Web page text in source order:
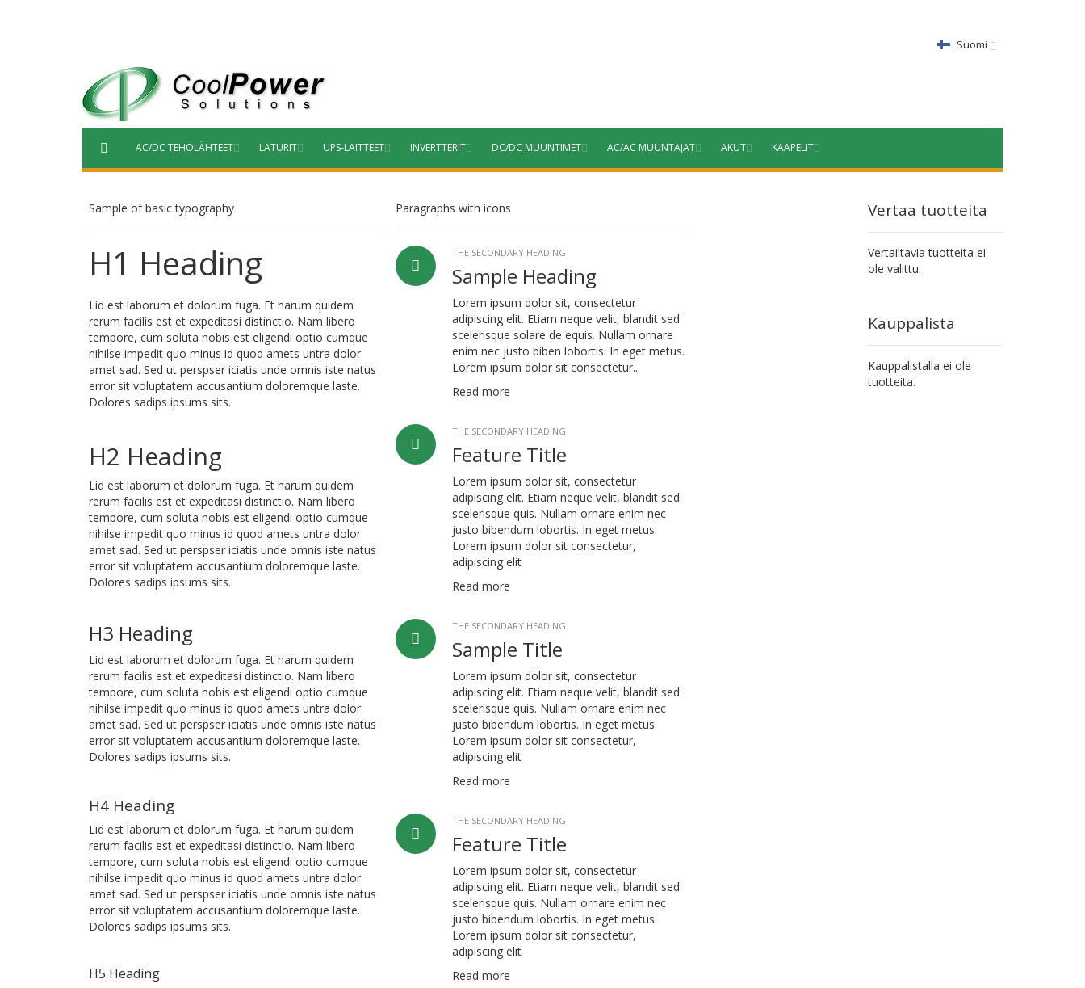
Suomi
AC/DC TEHOLÄHTEET LATURIT UPS-LAITTEET INVERTTERIT DC/DC MUUNTIMET AC/AC MUUNTAJAT AKUT KAAPELIT
Sample of basic typography
H1 Heading
Lid est laborum et dolorum fuga. Et harum quidem
rerum facilis est et expeditasi distinctio. Nam libero
tempore, cum soluta nobis est eligendi optio cumque
nihilse impedit quo minus id quod amets untra dolor
amet sad. Sed ut perspser iciatis unde omnis iste natus
error sit voluptatem accusantium doloremque laste.
Dolores sadips ipsums sits.
H2 Heading
Lid est laborum et dolorum fuga. Et harum quidem
rerum facilis est et expeditasi distinctio. Nam libero
tempore, cum soluta nobis est eligendi optio cumque
nihilse impedit quo minus id quod amets untra dolor
amet sad. Sed ut perspser iciatis unde omnis iste natus
error sit voluptatem accusantium doloremque laste.
Dolores sadips ipsums sits.
H3 Heading
Lid est laborum et dolorum fuga. Et harum quidem
rerum facilis est et expeditasi distinctio. Nam libero
tempore, cum soluta nobis est eligendi optio cumque
nihilse impedit quo minus id quod amets untra dolor
amet sad. Sed ut perspser iciatis unde omnis iste natus
error sit voluptatem accusantium doloremque laste.
Dolores sadips ipsums sits.
H4 Heading
Lid est laborum et dolorum fuga. Et harum quidem
rerum facilis est et expeditasi distinctio. Nam libero
tempore, cum soluta nobis est eligendi optio cumque
nihilse impedit quo minus id quod amets untra dolor
amet sad. Sed ut perspser iciatis unde omnis iste natus
error sit voluptatem accusantium doloremque laste.
Dolores sadips ipsums sits.
H5 Heading
Paragraphs with icons
THE SECONDARY HEADING
Sample Heading
Lorem ipsum dolor sit, consectetur
adipiscing elit. Etiam neque velit, blandit sed
scelerisque solare de equis. Nullam ornare
enim nec justo biben lobortis. In eget metus.
Lorem ipsum dolor sit consectetur...
Read more
THE SECONDARY HEADING
Feature Title
Lorem ipsum dolor sit, consectetur
adipiscing elit. Etiam neque velit, blandit sed
scelerisque quis. Nullam ornare enim nec
justo bibendum lobortis. In eget metus.
Lorem ipsum dolor sit consectetur,
adipiscing elit
Read more
THE SECONDARY HEADING
Sample Title
Lorem ipsum dolor sit, consectetur
adipiscing elit. Etiam neque velit, blandit sed
scelerisque quis. Nullam ornare enim nec
justo bibendum lobortis. In eget metus.
Lorem ipsum dolor sit consectetur,
adipiscing elit
Read more
THE SECONDARY HEADING
Feature Title
Lorem ipsum dolor sit, consectetur
adipiscing elit. Etiam neque velit, blandit sed
scelerisque quis. Nullam ornare enim nec
justo bibendum lobortis. In eget metus.
Lorem ipsum dolor sit consectetur,
adipiscing elit
Read more
Vertaa tuotteita
Vertailtavia tuotteita ei
ole valittu.
Kauppalista
Kauppalistalla ei ole
tuotteita.